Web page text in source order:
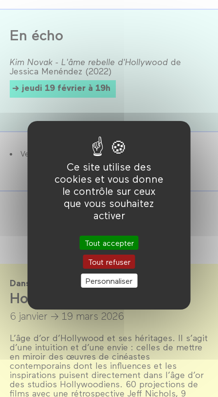
Ce site utilise des
cookies et vous donne
le contrôle sur ceux
que vous souhaitez
activer
Tout accepter
Tout refuser
Personnaliser
En écho
Kim Novak - L'âme rebelle d'Hollywood de
Jessica Menéndez (2022)
jeudi 19 février à 19h
Version 4K.
Dans le cadre de
Hollywood Millennials
6 janvier → 19 mars 2026
L’âge d’or d’Hollywood et ses héritages. Il s’agit
d’une intuition et d’une envie : celles de mettre
en miroir des œuvres de cinéastes
contemporains dont les influences et les
inspirations puisent directement dans l’âge d’or
des studios Hollywoodiens. 60 projections de
films avec une rétrospective Jeff Nichols, 9